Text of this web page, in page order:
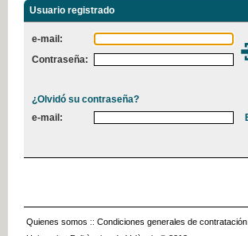
Usuario registrado
e-mail:
Contraseña:
¿Olvidó su contraseña?
e-mail:
Quienes somos :: Condiciones generales de contratación